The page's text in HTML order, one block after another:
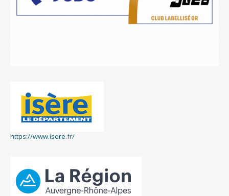
https://www.isere.fr/